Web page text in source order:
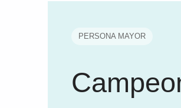
PERSONA MAYOR